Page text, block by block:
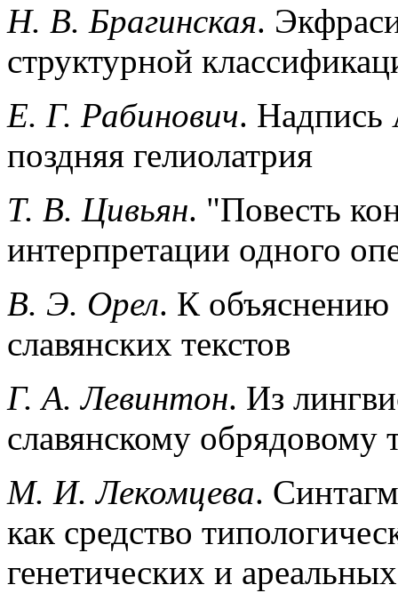
Н. В. Брагинская.
структурной
Е. Г. Рабинович. Надпись
поздняя гелиолатрия
Т. В. Цивьян. "Повесть
интерпретации одного
В. Э. Орел. К
славянских текстов
Г. А. Левинтон. Из
славянскому обрядовому
М. И. Лекомцева.
как средство
генетических и